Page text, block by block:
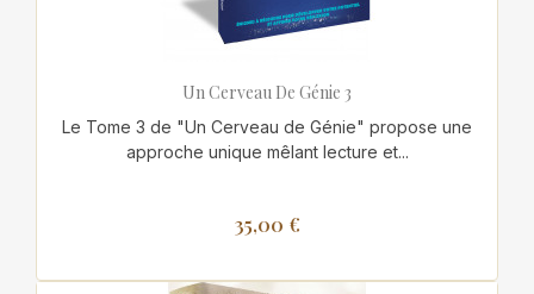
Un Cerveau De Génie 3
Le Tome 3 de "Un Cerveau de Génie" propose une
approche unique mêlant lecture et...
35,00 €